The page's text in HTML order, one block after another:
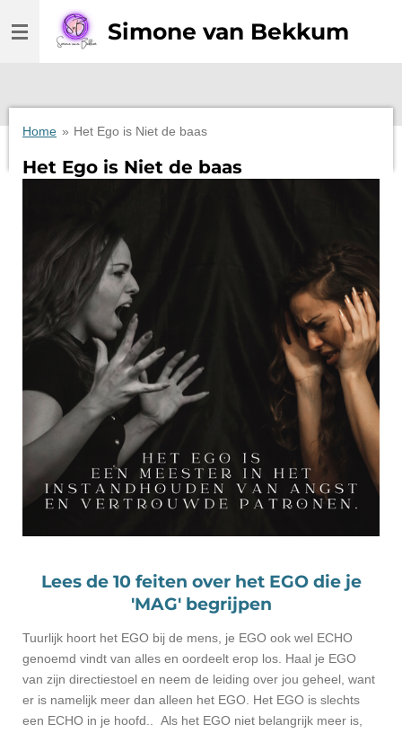
direct
Simone van Bekkum
Home » Het Ego is Niet de baas
Het Ego is Niet de baas
Lees de 10 feiten over het EGO die je
'MAG' begrijpen
Tuurlijk hoort het EGO bij de mens, je EGO ook wel ECHO
genoemd vindt van alles en oordeelt erop los. Haal je EGO
van zijn directiestoel en neem de leiding over jou geheel, want
er is namelijk meer dan alleen het EGO. Het EGO is slechts
een ECHO in je hoofd.. Als het EGO niet belangrijk meer is,